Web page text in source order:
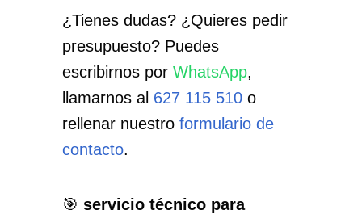
¿Tienes dudas? ¿Quieres pedir
presupuesto? Puedes
escribirnos por WhatsApp,
llamarnos al 627 115 510o
rellenar nuestro formulario de
contacto.
🎯 servicio técnico para